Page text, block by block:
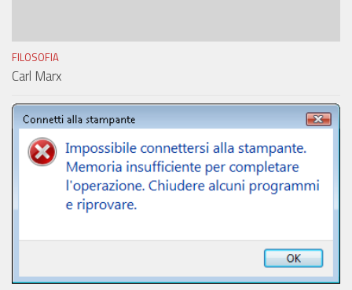
FILOSOFIA
Carl Marx